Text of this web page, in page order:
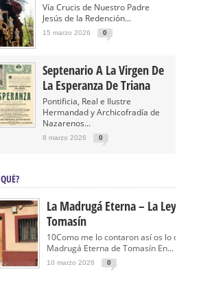
Vía Crucis de Nuestro Padre
Jesús de la Redención...
15 marzo 2026 0
Septenario A La Virgen De
La Esperanza De Triana
Pontificia, Real e Ilustre
Hermandad y Archicofradía de
Nazarenos...
8 marzo 2026 0
La Madrugá Eterna – La Leyenda De
Tomasín
10Como me lo contaron así os lo cuento… La
Madrugá Eterna de Tomasín En...
10 marzo 2026 0